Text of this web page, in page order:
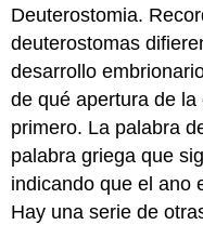
Deuterostomia.
deuterostomas
desarrollo
de qué apertura de
primero. La palabra
palabra griega que
indicando que el ano
Hay una serie de